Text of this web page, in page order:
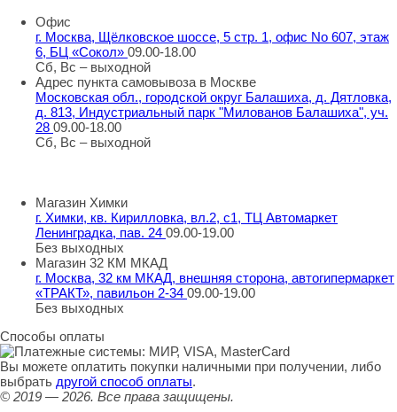
Офис
г. Москва, Щёлковское шоссе, 5 стр. 1, офис No 607, этаж
6, БЦ «Сокол» 09.00-18.00
Сб, Вс – выходной
Адрес пункта самовывоза в Москве
Московская обл., городской округ Балашиха, д. Дятловка,
д. 813, Индустриальный парк "Милованов Балашиха", уч.
28 09.00-18.00
Сб, Вс – выходной
Магазин Химки
г. Химки, кв. Кирилловка, вл.2, с1, ТЦ Автомаркет
Ленинградка, пав. 24 09.00-19.00
Без выходных
Магазин 32 КМ МКАД
г. Москва, 32 км МКАД, внешняя сторона, автогипермаркет
«ТРАКТ», павильон 2-34 09.00-19.00
Без выходных
Способы оплаты
Вы можете оплатить покупки наличными при получении, либо
выбрать другой способ оплаты.
© 2019 — 2026. Все права защищены.